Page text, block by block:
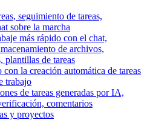
seguimiento de tareas,
sobre la marcha
más rápido con el chat,
de archivos,
plantillas de tareas
la creación automática de tareas
trabajo
de tareas generadas por IA,
comentarios
y proyectos